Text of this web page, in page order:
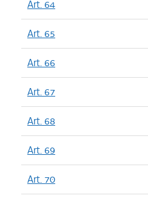
Art. 64
Art. 65
Art. 66
Art. 67
Art. 68
Art. 69
Art. 70